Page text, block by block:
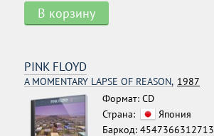
В корзину
PINK FLOYD
A MOMENTARY LAPSE OF REASON, 1987
Формат: CD
Страна:
Япония
Баркод: 4547366312713